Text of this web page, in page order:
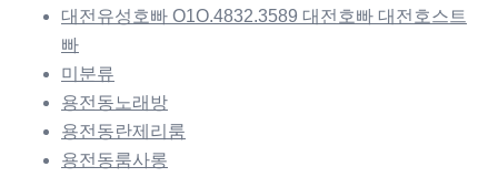
대전유성호빠 O1O.4832.3589 대전호빠 대전호스트
빠
미분류
용전동노래방
용전동란제리룸
용전동룸사롱